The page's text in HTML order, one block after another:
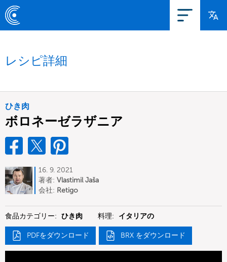
レシピ詳細
ひき肉
ボロネーゼラザニア
16. 9. 2021
著者: Vlastimil Jaša
会社: Retigo
食品カテゴリー: ひき肉 料理: イタリアの
PDFをダウンロード BRX をダウンロード